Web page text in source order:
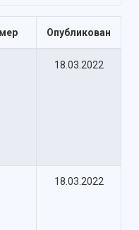
Опубликован
18.03.2022
18.03.2022